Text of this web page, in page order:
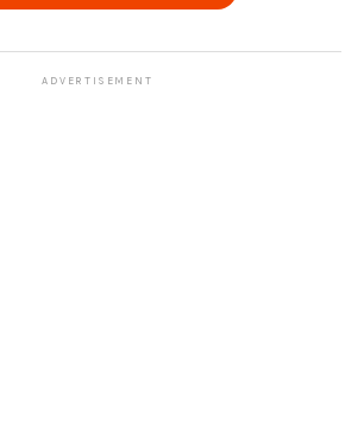
ADVERTISEMENT